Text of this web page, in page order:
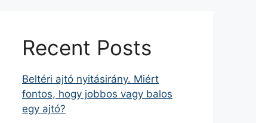
Recent Posts
Beltéri ajtó nyitásirány. Miért
fontos, hogy jobbos vagy balos
egy ajtó?